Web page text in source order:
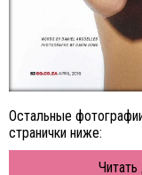
Остальные
странички ниже:
Читать